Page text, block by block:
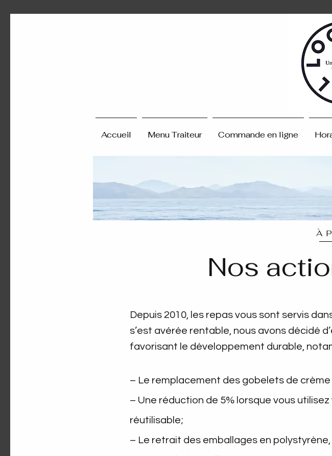
À
Nos
Depuis 2010, les repas vous sont servis
s’est avérée rentable, nous avons décidé
favorisant le développement durable,
– Le remplacement des gobelets de
– Une réduction de 5% lorsque vous
réutilisable;
– Le retrait des emballages en
Accueil Menu Traiteur Commande en ligne